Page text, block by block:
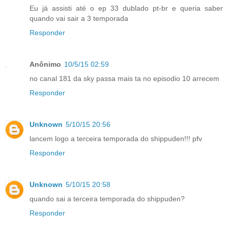
Eu já assisti até o ep 33 dublado pt-br e queria saber
quando vai sair a 3 temporada
Responder
Anônimo 10/5/15 02:59
no canal 181 da sky passa mais ta no episodio 10 arrecem
Responder
Unknown 5/10/15 20:56
lancem logo a terceira temporada do shippuden!!! pfv
Responder
Unknown 5/10/15 20:58
quando sai a terceira temporada do shippuden?
Responder